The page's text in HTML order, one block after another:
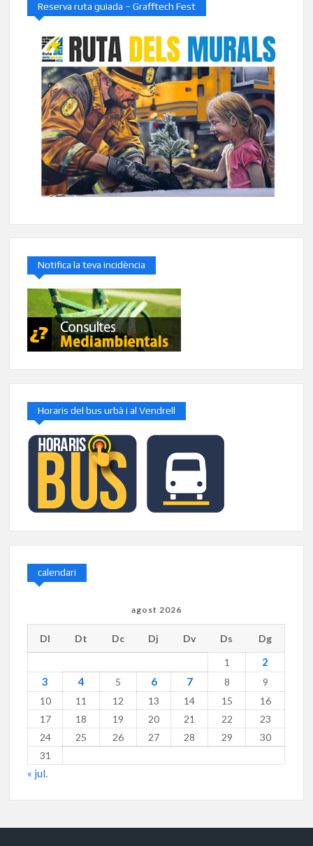
Reserva ruta guiada – Grafftech Fest
Notifica la teva incidència
Horaris del bus urbà i al Vendrell
calendari
agost 2026
Dl Dt Dc Dj Dv Ds
Dg
1
2
3
4 5 6 7 8
9
10
11 12 13 14 15
16
17
18 19 20 21 22
23
24
25 26 27 28 29
30
31
« jul.